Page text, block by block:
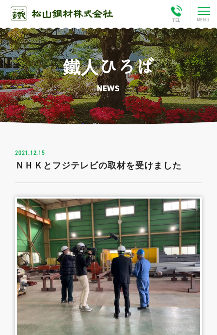
ホーム
会社案内
This is Matsuyama
鐵人ひろば
0479-57-3021
電話をかける
Webで
お問い合わせ
鐵人ひろば
NEWS
2021.12.15
ＮＨＫとフジテレビの取材を受けました